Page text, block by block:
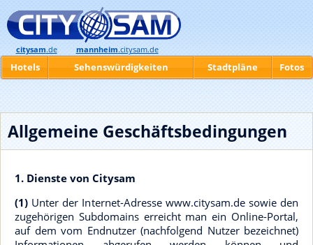
Allgemeine Geschäftsbedingungen
1. Dienste von Citysam
(1) Unter der Internet-Adresse www.citysam.de sowie den
zugehörigen Subdomains erreicht man ein Online-Portal,
auf dem vom Endnutzer (nachfolgend Nutzer bezeichnet)
citysam.de mannheim.citysam.de
Hotels Sehenswürdigkeiten Stadtpläne Fotos